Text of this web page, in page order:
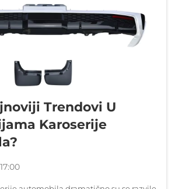
Trendovi U
Karoserije